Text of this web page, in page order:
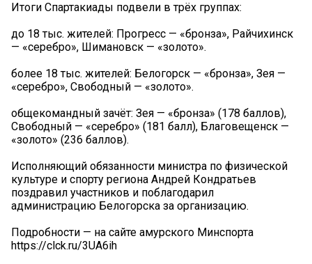
Итоги Спартакиады подвели в трёх группах:
️до 18 тыс. жителей: Прогресс — «бронза», Райчихинск
— «серебро», Шимановск — «золото».
️более 18 тыс. жителей: Белогорск — «бронза», Зея —
«серебро», Свободный — «золото».
️общекомандный зачёт: Зея — «бронза» (178 баллов),
Свободный — «серебро» (181 балл), Благовещенск —
«золото» (236 баллов).
Исполняющий обязанности министра по физической
культуре и спорту региона Андрей Кондратьев
поздравил участников и поблагодарил
администрацию Белогорска за организацию.
Подробности — на сайте амурского Минспорта
https://clck.ru/3UA6ih